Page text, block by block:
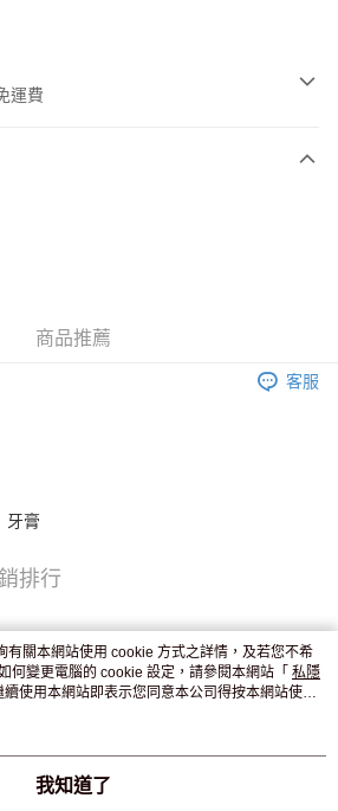
運費
後2-4個工作天到店，7天內取。逾期後
商品推薦
客服
牙膏
排行
有關本網站使用 cookie 方式之詳情，及若您不希
何變更電腦的 cookie 設定，請參閱本網站「 私隱
續使用本網站即表示您同意本公司得按本網站使用
。
我知道了